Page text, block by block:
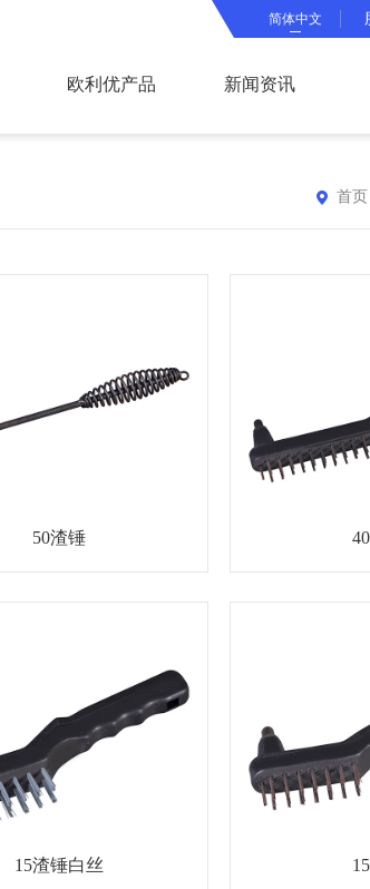
简体中文
欧利优产品 新闻资讯
首页
50渣锤
15渣锤白丝